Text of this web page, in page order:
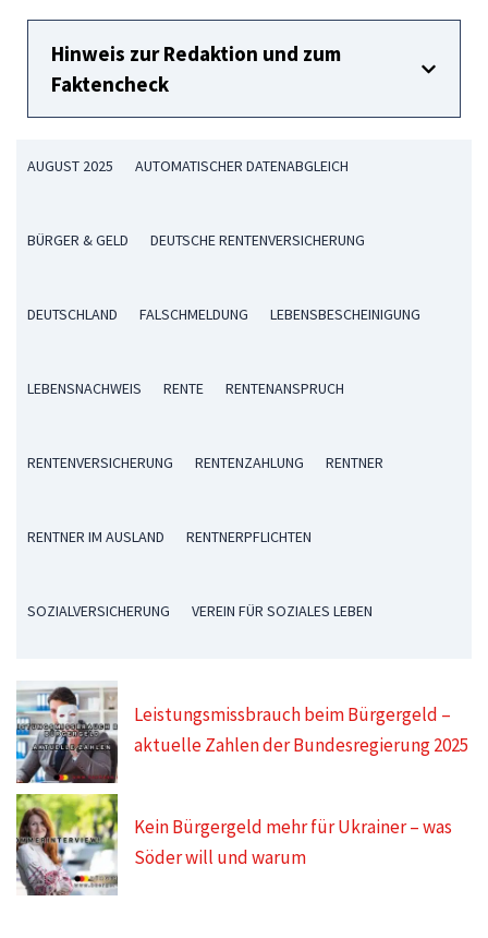
Hinweis zur Redaktion und zum
Faktencheck
AUGUST 2025 AUTOMATISCHER DATENABGLEICH
BÜRGER & GELD DEUTSCHE RENTENVERSICHERUNG
DEUTSCHLAND FALSCHMELDUNG LEBENSBESCHEINIGUNG
LEBENSNACHWEIS RENTE RENTENANSPRUCH
RENTENVERSICHERUNG RENTENZAHLUNG RENTNER
RENTNER IM AUSLAND RENTNERPFLICHTEN
SOZIALVERSICHERUNG VEREIN FÜR SOZIALES LEBEN
Leistungsmissbrauch beim Bürgergeld –
aktuelle Zahlen der Bundesregierung 2025
Kein Bürgergeld mehr für Ukrainer – was
Söder will und warum